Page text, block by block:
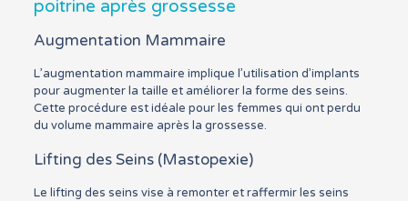
poitrine après grossesse
Augmentation Mammaire
L’augmentation mammaire implique l’utilisation d’implants
pour augmenter la taille et améliorer la forme des seins.
Cette procédure est idéale pour les femmes qui ont perdu
du volume mammaire après la grossesse.
Lifting des Seins (Mastopexie)
Le lifting des seins vise à remonter et raffermir les seins